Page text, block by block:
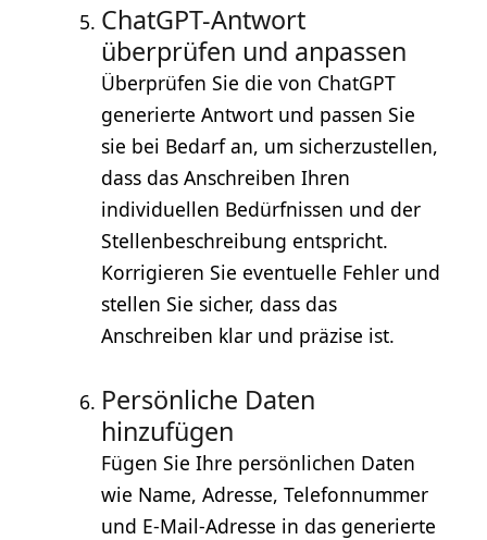
ChatGPT-Antwort
überprüfen und anpassen
Überprüfen Sie die von ChatGPT
generierte Antwort und passen Sie
sie bei Bedarf an, um sicherzustellen,
dass das Anschreiben Ihren
individuellen Bedürfnissen und der
Stellenbeschreibung entspricht.
Korrigieren Sie eventuelle Fehler und
stellen Sie sicher, dass das
Anschreiben klar und präzise ist.
Persönliche Daten
hinzufügen
Fügen Sie Ihre persönlichen Daten
wie Name, Adresse, Telefonnummer
und E-Mail-Adresse in das generierte